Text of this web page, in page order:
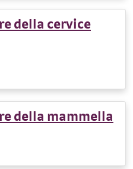
della cervice
della mammella